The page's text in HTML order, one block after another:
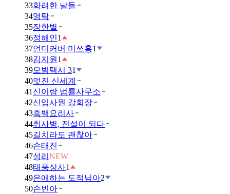
33화려한 날들
34영탁
35장한별
36정해인1
37언더커버 미쓰홍1
38김지원 1
39모범택시 31
40멋진 신세계
41 신이랑 법률사무소
42신입사원 강회장
43흑백요리사
44취사병, 전설이 되다
45길치라도 괜찮아
46손태진
47성리 NEW
48태풍상사1
49은애하는 도적님아2
50손빈아